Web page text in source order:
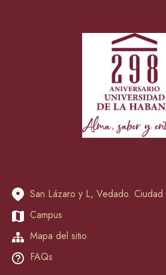
San Lázaro y L, Vedado.
Campus
Mapa del sitio
FAQs